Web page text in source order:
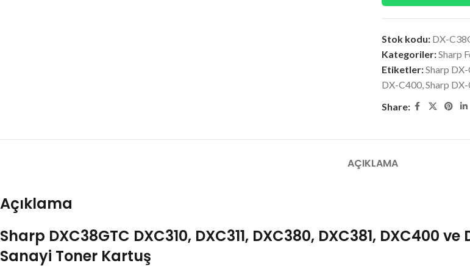
Stok kodu: DX-
Kategoriler:Sharp
Etiketler:Sharp
DX-C400,Sharp
Share:
AÇIKLAMA
Açıklama
Sharp DXC38GTC DXC310, DXC311, DXC380, DXC381, DXC400
Sanayi Toner Kartuş